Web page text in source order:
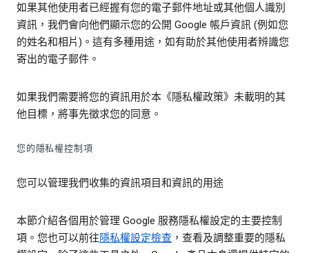
如果其他使用者已經握有您的電子郵件地址或其他個人識別
資訊，我們會向他們顯示您的公開 Google 帳戶資訊 (例如您
的姓名和相片)。這有多種用途，如有助於其他使用者辨識您
寄出的電子郵件。
如果我們需要將您的資訊用於本《隱私權政策》未載明的其
他目標，將事先徵求您的同意。
您的隱私權控制項
您可以管理我們收集的資訊項目和資訊的用途
本節介紹各個用於管理 Google 服務隱私權設定的主要控制
項。您也可以前往隱私權設定檢查 ，查看及調整重要的隱私